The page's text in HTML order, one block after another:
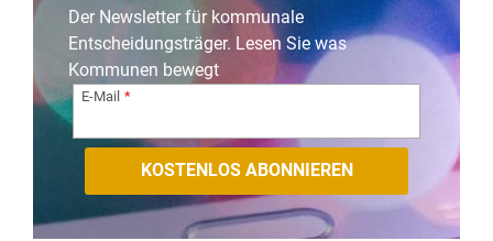
Der Newsletter für kommunale
Entscheidungsträger. Lesen Sie was
Kommunen bewegt
E-Mail